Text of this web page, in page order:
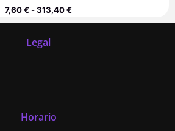
7,60€-313,40€
Legal
Horario